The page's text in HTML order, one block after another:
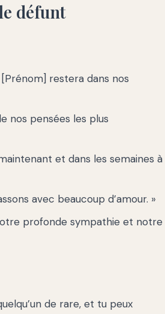
défunt
restera dans nos
nos pensées les plus
et dans les semaines à
avec beaucoup d’amour. »
profonde sympathie et notre
de rare, et tu peux